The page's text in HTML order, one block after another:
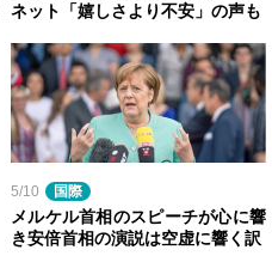
ネット「嬉しさより不安」の声も
5/10 国際
メルケル首相のスピーチが心に響
き安倍首相の演説は空虚に響く訳